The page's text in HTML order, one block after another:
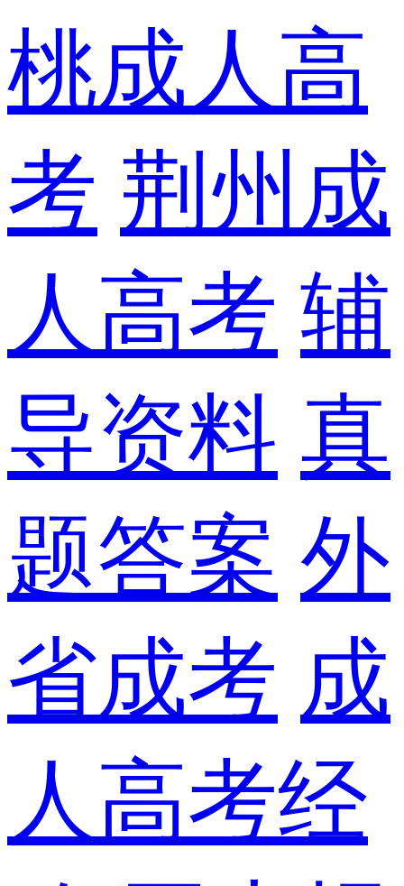
桃成人高
考 荆州成
人高考 辅
导资料 真
题答案 外
省成考 成
人高考经